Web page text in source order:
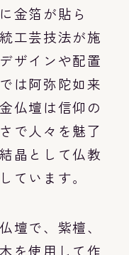
金箔が貼ら
工芸技法が施
ザインや配置
は阿弥陀如来
仏壇は信仰の
で人々を魅了
晶として仏教
ています。
壇で、紫檀、
を使用して作